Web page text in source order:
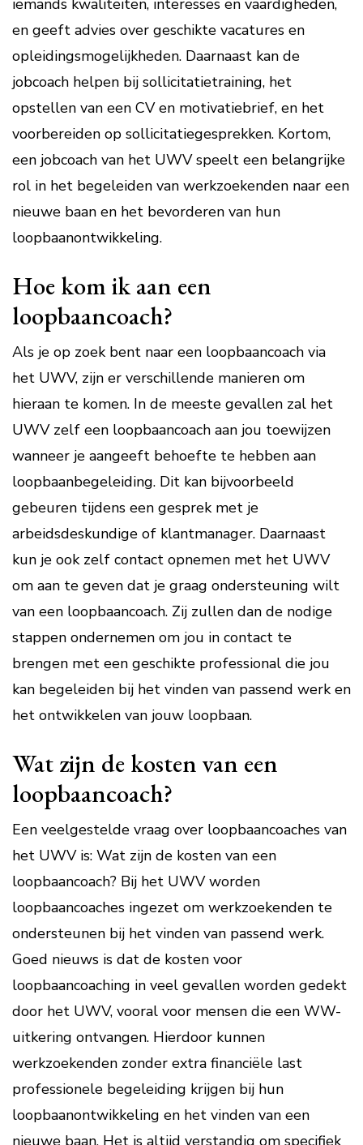
iemands kwaliteiten, interesses en vaardigheden,
en geeft advies over geschikte vacatures en
opleidingsmogelijkheden. Daarnaast kan de
jobcoach helpen bij sollicitatietraining, het
opstellen van een CV en motivatiebrief, en het
voorbereiden op sollicitatiegesprekken. Kortom,
een jobcoach van het UWV speelt een belangrijke
rol in het begeleiden van werkzoekenden naar een
nieuwe baan en het bevorderen van hun
loopbaanontwikkeling.
Hoe kom ik aan een
loopbaancoach?
Als je op zoek bent naar een loopbaancoach via
het UWV, zijn er verschillende manieren om
hieraan te komen. In de meeste gevallen zal het
UWV zelf een loopbaancoach aan jou toewijzen
wanneer je aangeeft behoefte te hebben aan
loopbaanbegeleiding. Dit kan bijvoorbeeld
gebeuren tijdens een gesprek met je
arbeidsdeskundige of klantmanager. Daarnaast
kun je ook zelf contact opnemen met het UWV
om aan te geven dat je graag ondersteuning wilt
van een loopbaancoach. Zij zullen dan de nodige
stappen ondernemen om jou in contact te
brengen met een geschikte professional die jou
kan begeleiden bij het vinden van passend werk en
het ontwikkelen van jouw loopbaan.
Wat zijn de kosten van een
loopbaancoach?
Een veelgestelde vraag over loopbaancoaches van
het UWV is: Wat zijn de kosten van een
loopbaancoach? Bij het UWV worden
loopbaancoaches ingezet om werkzoekenden te
ondersteunen bij het vinden van passend werk.
Goed nieuws is dat de kosten voor
loopbaancoaching in veel gevallen worden gedekt
door het UWV, vooral voor mensen die een WW-
uitkering ontvangen. Hierdoor kunnen
werkzoekenden zonder extra financiële last
professionele begeleiding krijgen bij hun
loopbaanontwikkeling en het vinden van een
nieuwe baan. Het is altijd verstandig om specifiek